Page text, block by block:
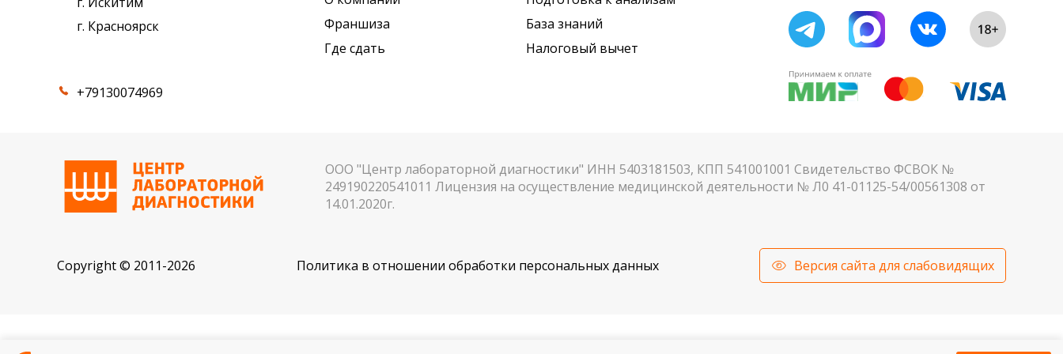
г. Красноярск
+79130074969
Франшиза
Где сдать
База знаний
Налоговый вычет
ООО "Центр лабораторной диагностики" ИНН 5403181503, КПП 541001001 Свидетельство ФСВОК №
249190220541011 Лицензия на осуществление медицинской деятельности № Л0 41-01125-54/00561308 от
14.01.2020г.
Copyright © 2011-2026 Политика в отношении обработки персональных данных Версия сайта для слабовидящих